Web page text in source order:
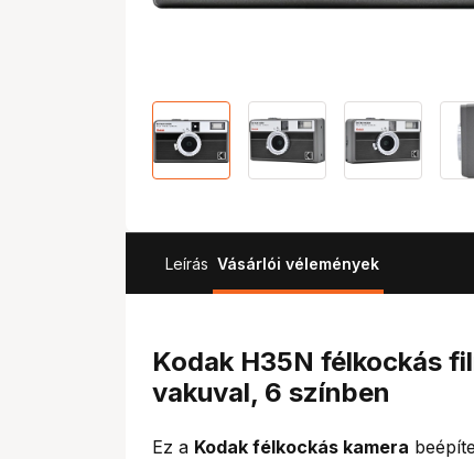
Leírás Vásárlói vélemények
Kodak H35N félkockás
vakuval, 6 színben
Ez a Kodak félkockás kamera